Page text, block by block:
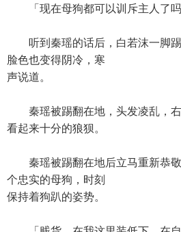
「现在母狗都可以训斥主人了吗
听到秦瑶的话后，白若沫一脚踢
脸色也变得阴冷，寒
声说道。
秦瑶被踢翻在地，头发凌乱，右
看起来十分的狼狈。
秦瑶被踢翻在地后立马重新恭敬
个忠实的母狗，时刻
保持着狗趴的姿势。